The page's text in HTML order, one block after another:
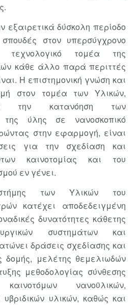
εξαιρετικά δύσκολη περίοδο
στον υπερσύγχρονο
τεχνολογικό τομέα της
κάθε άλλο παρά περιττές
Η επιστημονική γνώση και
στον τομέα των Υλικών,
την κατανόηση των
της ύλης σε νανοσκοπικό
στην εφαρμογή, είναι
για την σχεδίαση και
καινοτομίας και του
εν γένει.
των Υλικών του
κατέχει αποδεδειγμένη
δυνατότητες κάθετης
συστημάτων και
δράσεις σχεδίασης και
δομής, μελέτης θεμελιωδών
μεθοδολογίας σύνθεσης
νανοϋλικών,
υλικών, καθώς και